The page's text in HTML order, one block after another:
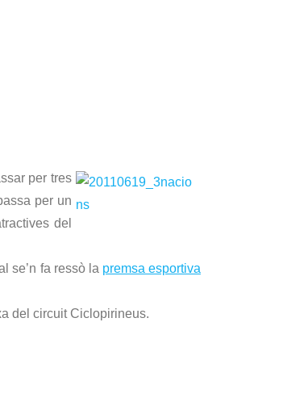
per tres
per un
del
se’n fa ressò la premsa esportiva
del circuit Ciclopirineus.